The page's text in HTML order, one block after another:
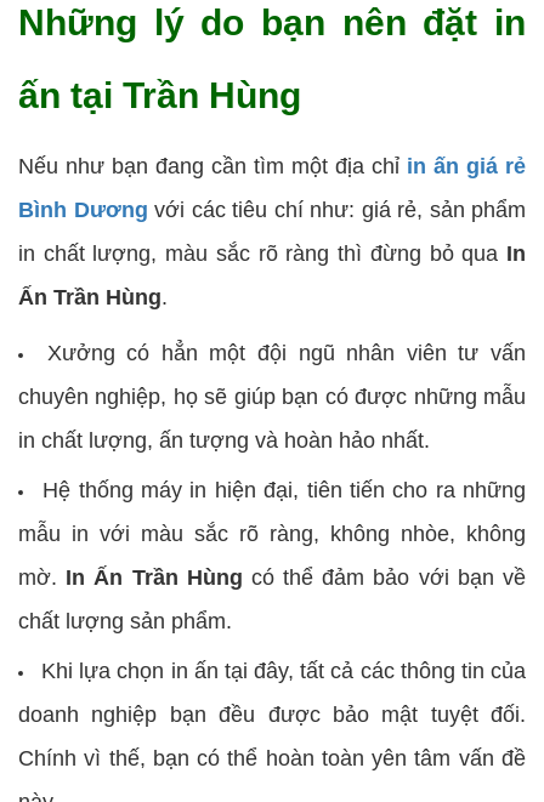
Những lý do bạn nên đặt in
ấn tại Trần Hùng
Nếu như bạn đang cần tìm một địa chỉ in ấn giá rẻ
Bình Dương với các tiêu chí như: giá rẻ, sản phẩm
in chất lượng, màu sắc rõ ràng thì đừng bỏ qua In
Ấn Trần Hùng.
Xưởng có hẳn một đội ngũ nhân viên tư vấn
chuyên nghiệp, họ sẽ giúp bạn có được những mẫu
in chất lượng, ấn tượng và hoàn hảo nhất.
Hệ thống máy in hiện đại, tiên tiến cho ra những
mẫu in với màu sắc rõ ràng, không nhòe, không
mờ. In Ấn Trần Hùng có thể đảm bảo với bạn về
chất lượng sản phẩm.
Khi lựa chọn in ấn tại đây, tất cả các thông tin của
doanh nghiệp bạn đều được bảo mật tuyệt đối.
Chính vì thế, bạn có thể hoàn toàn yên tâm vấn đề